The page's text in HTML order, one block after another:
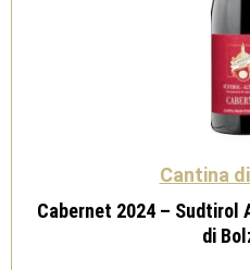
Cantina
Cabernet 2024 – Sudtirol
di